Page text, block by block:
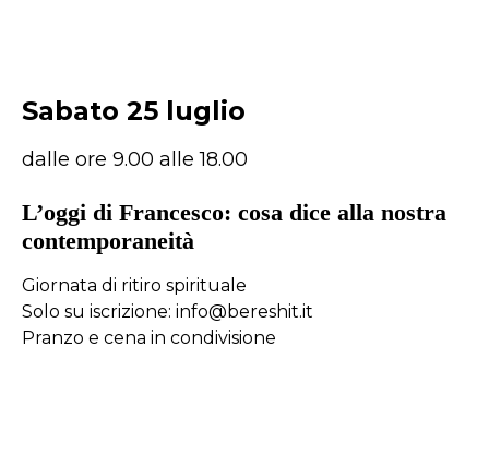
Sabato 25 luglio
dalle ore 9.00 alle 18.00
L’oggi di Francesco: cosa dice alla nostra
contemporaneità
Giornata di ritiro spirituale
Solo su iscrizione: info@bereshit.it
Pranzo e cena in condivisione